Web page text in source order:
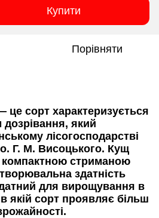
Купити
Порівняти
сорт характеризується
дозрівання, який
лісогосподарстві
Г. М. Висоцького. Кущ
стриманою
здатність
для вирощування в
якій сорт проявляє більш